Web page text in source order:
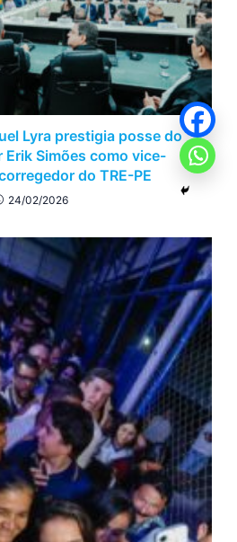
Lyra prestigia posse do
Erik Simões como vice-
do TRE-PE
24/02/2026